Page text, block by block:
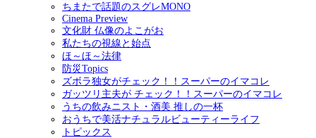
ちまたで話題のスグレMONO
Cinema Preview
文化財 仏像のよこがお
私たちの視線と始点
ほ～ほ～法律
防災Topics
ズボラ独女がチェック！！スーパーのイマコレ
ガッツリ主夫が チェック！！スーパーのイマコレ
うちの飲みニスト・酒美 推しの一杯
おうちで美活ナチュラルビューティーライフ
トピックス